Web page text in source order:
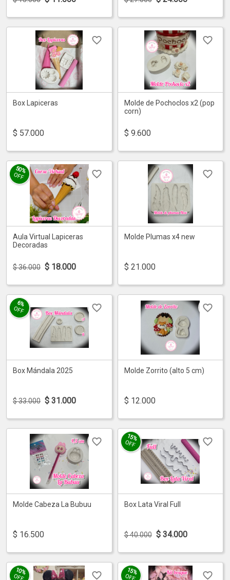
Box Lapiceras
$ 57.000
Molde de Pochoclos x2 (pop
corn)
$ 9.600
50%
OFF
Aula Virtual Lapiceras
Decoradas
$ 36.000 $ 18.000
Molde Plumas x4 new
$ 21.000
6%
OFF
Box Mándala 2025
$ 33.000 $ 31.000
Molde Zorrito (alto 5 cm)
$ 12.000
Molde Cabeza La Bubuu
$ 16.500
15%
OFF
Box Lata Viral Full
$ 40.000 $ 34.000
10%
OFF
15%
OFF